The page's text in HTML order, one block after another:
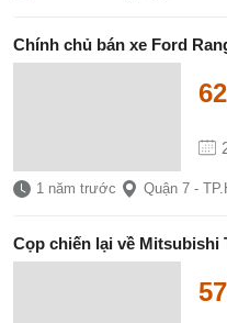
Chính chủ bán xe Ford
1 năm trước Quận 7 -
Cọp chiến lại về Mitsubishi